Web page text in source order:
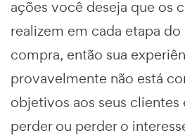
ações você deseja que os
realizem em cada etapa
compra, então sua
provavelmente não está
objetivos aos seus clientes
perder ou perder o